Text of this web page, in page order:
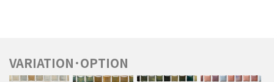
VARIATION･OPTION